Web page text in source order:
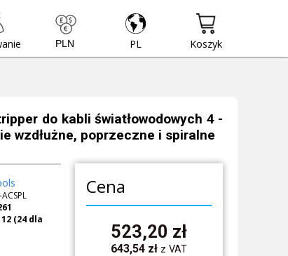
PL Koszyk
do kabli światłowodowych 4 -
wzdłużne, poprzeczne i spiralne
Cena
523,20 zł
643,54 zł z VAT